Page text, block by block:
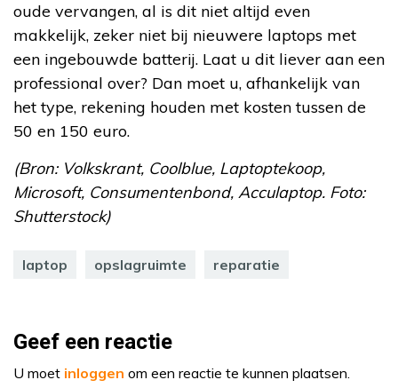
oude vervangen, al is dit niet altijd even
makkelijk, zeker niet bij nieuwere laptops met
een ingebouwde batterij. Laat u dit liever aan een
professional over? Dan moet u, afhankelijk van
het type, rekening houden met kosten tussen de
50 en 150 euro.
(Bron: Volkskrant, Coolblue, Laptoptekoop,
Microsoft, Consumentenbond, Acculaptop. Foto:
Shutterstock)
laptop opslagruimte reparatie
Geef een reactie
U moet inloggen om een reactie te kunnen plaatsen.